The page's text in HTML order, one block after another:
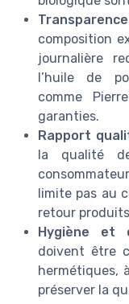
composition
journalière
l’huile de
comme
garanties.
Rapport
la qualité
limite pas au
retour
Hygiène et
doivent être
hermétiques,
préserver la